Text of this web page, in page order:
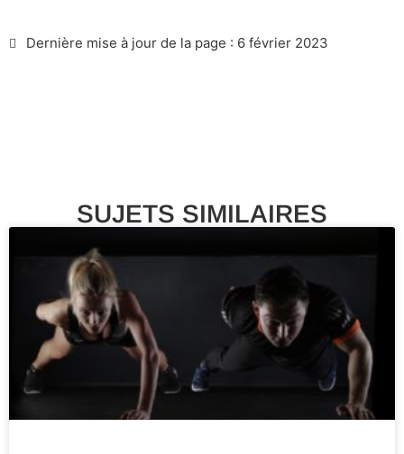
Dernière mise à jour de la page : 6 février 2023
SUJETS SIMILAIRES